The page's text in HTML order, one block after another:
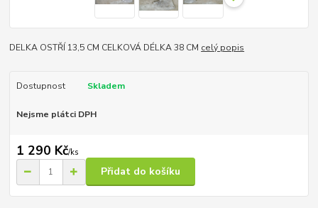
DELKA OSTŘÍ 13,5 CM CELKOVÁ DÉLKA 38 CM celý popis
Dostupnost Skladem
Nejsme plátci DPH
1 290 Kč/ks
Přidat do košíku